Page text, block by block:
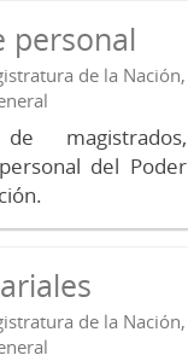
personal
de la Nación,
magistrados,
del Poder
de la Nación,